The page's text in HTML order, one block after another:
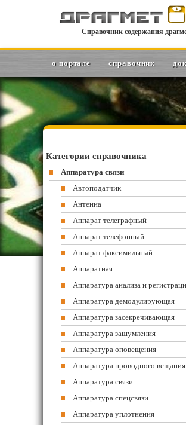
Справочник содержания
о портале справочник
Категории справочника
Аппаратура связи
Автоподатчик
Антенна
Аппарат телеграфный
Аппарат телефонный
Аппарат факсимильный
Аппаратная
Аппаратура анализа и
Аппаратура демодулирующая
Аппаратура засекречивающая
Аппаратура зашумления
Аппаратура оповещения
Аппаратура проводного вещания
Аппаратура связи
Аппаратура спецсвязи
Аппаратура уплотнения